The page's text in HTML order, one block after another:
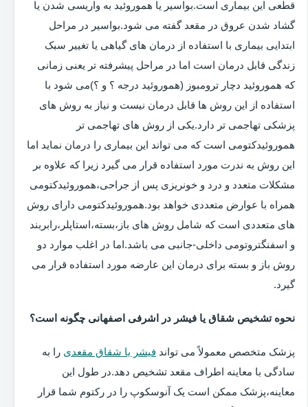
قطعی این بیماری است.بواسیر یا هموروئید به واریسی شدن یا
گشاد شدن عروق در مقعد گفته می شود.بواسیر در مراحل
ابتدایی بیماری با استفاده از درمان های گیاهی یا تغییر سبک
زندگی قابل درمان است اما در مراحل پیشرفته تر یعنی زمانی
که هموروئید دچار ترومبوز (هموروئید درجه ؟ و ؟)می شود با
استفاده از این روش ها قابل درمان نیست و نیاز به روش های
پزشکی تهاجمی تر دارد.یکی از روش های تهاجمی تر
هموروئیدکتومی است که می تواند این بیماری را درمان نماید اما
این روش به ندرت مورد استفاده قرار می گیرد زیرا که علاوه بر
مشکلات متعدد و درد و خونریزی پس از جراحی،هموروئیدکتومی
همراه با عوارض متعددی خواهد بود.هموروئیدکتومی دارای روش
های متعددی است که شامل روش های باز،بسته،استاپلر،رابربند
و اسفنگتروتومی داخلی-جانبی می باشد.اما در اغلب موارد دو
روش باز و بسته برای درمان این عارضه مورد استفاده قرار می
گیرد.
نحوه تشخیص شقاق یا فیشر در اشرفی اصفهانی چگونه است؟
پزشک متخصص معمولاً می تواند فیشر یا شقاق مقعدی را به
سادگی با معاینه اطراف مقعد تشخیص دهد.در طول این
معاینه،پزشک ممکن است یک آنوسکوپ را در رکتوم شما قرار